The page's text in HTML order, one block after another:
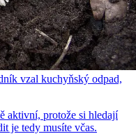
vzal kuchyňský odpad,
aktivní, protože si hledají
je tedy musíte včas.